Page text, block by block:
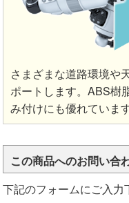
さまざまな道路環境や
ポートします。ABS樹
み付けにも優れています
この商品へのお問い合
下記のフォームにご入力